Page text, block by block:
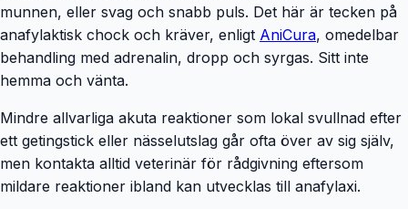
munnen, eller svag och snabb puls. Det här är tecken på
anafylaktisk chock och kräver, enligt AniCura, omedelbar
behandling med adrenalin, dropp och syrgas. Sitt inte
hemma och vänta.
Mindre allvarliga akuta reaktioner som lokal svullnad efter
ett getingstick eller nässelutslag går ofta över av sig själv,
men kontakta alltid veterinär för rådgivning eftersom
mildare reaktioner ibland kan utvecklas till anafylaxi.